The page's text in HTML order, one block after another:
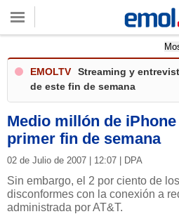
EMOLTV
Streaming y
de este fin de semana
Medio millón de
primer fin de semana
02 de Julio de 2007 | 12:07 | DPA
Sin embargo, el 2 por ciento de
disconformes con la conexión a
administrada por AT&T.